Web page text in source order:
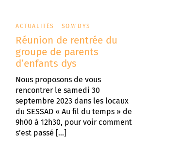
ACTUALITÉS SOM'DYS
Réunion de rentrée du
groupe de parents
d’enfants dys
Nous proposons de vous
rencontrer le samedi 30
septembre 2023 dans les locaux
du SESSAD « Au fil du temps » de
9h00 à 12h30, pour voir comment
s’est passé […]